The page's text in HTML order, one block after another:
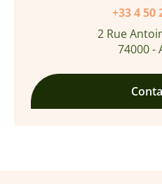
+33 4 50
2 Rue
74000 -